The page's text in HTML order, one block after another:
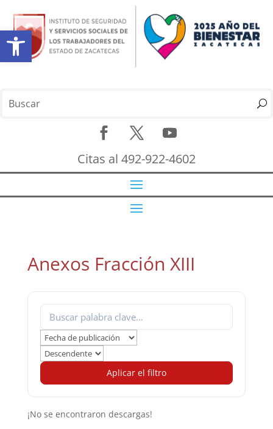
Abrir barra de herramientas
Citas al 492-922-4602
Anexos Fracción XIII
Aplicar el filtro
¡No se encontraron descargas!